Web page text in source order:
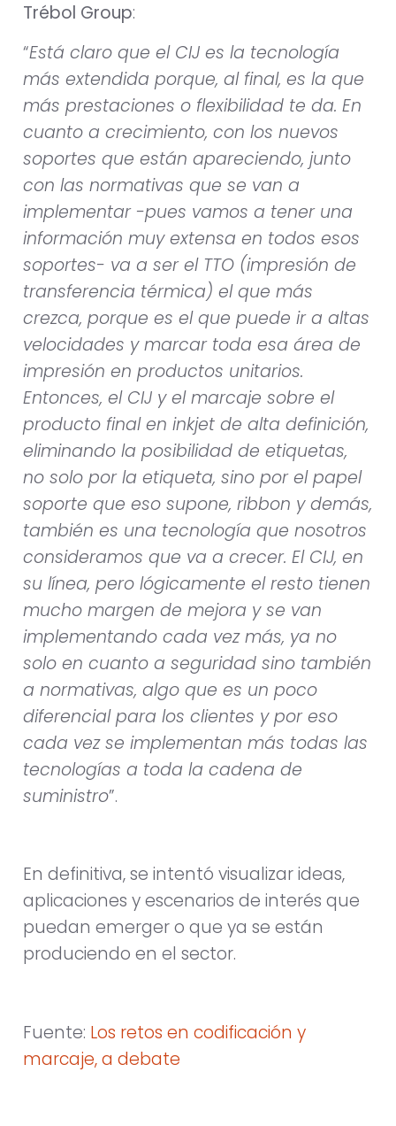
Trébol Group:
“Está claro que el CIJ es la tecnología
más extendida porque, al final, es la que
más prestaciones o flexibilidad te da. En
cuanto a crecimiento, con los nuevos
soportes que están apareciendo, junto
con las normativas que se van a
implementar -pues vamos a tener una
información muy extensa en todos esos
soportes- va a ser el TTO (impresión de
transferencia térmica) el que más
crezca, porque es el que puede ir a altas
velocidades y marcar toda esa área de
impresión en productos unitarios.
Entonces, el CIJ y el marcaje sobre el
producto final en inkjet de alta definición,
eliminando la posibilidad de etiquetas,
no solo por la etiqueta, sino por el papel
soporte que eso supone, ribbon y demás,
también es una tecnología que nosotros
consideramos que va a crecer. El CIJ, en
su línea, pero lógicamente el resto tienen
mucho margen de mejora y se van
implementando cada vez más, ya no
solo en cuanto a seguridad sino también
a normativas, algo que es un poco
diferencial para los clientes y por eso
cada vez se implementan más todas las
tecnologías a toda la cadena de
suministro”.
En definitiva, se intentó visualizar ideas,
aplicaciones y escenarios de interés que
puedan emerger o que ya se están
produciendo en el sector.
Fuente: Los retos en codificación y
marcaje, a debate